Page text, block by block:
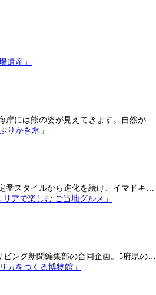
岸には熊の姿が見えてきます。自然が…
番スタイルから進化を続け、イマドキ…
ビング新聞編集部の合同企画。5府県の…